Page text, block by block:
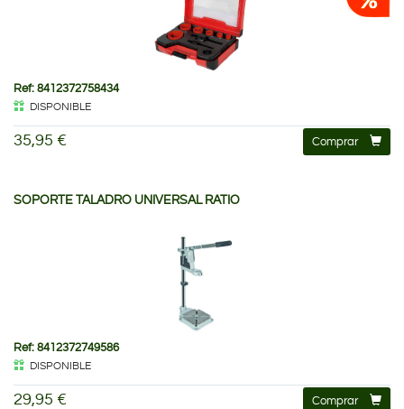
Ref: 8412372758434
DISPONIBLE
35,95 € Comprar
SOPORTE TALADRO UNIVERSAL RATIO
Ref: 8412372749586
DISPONIBLE
29,95 € Comprar